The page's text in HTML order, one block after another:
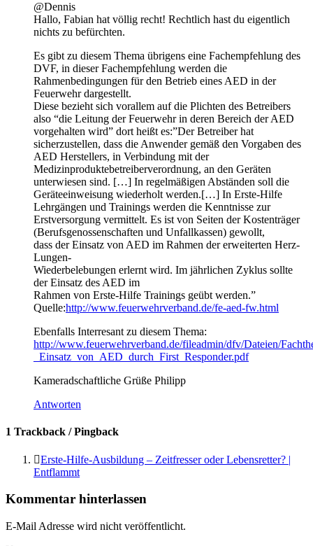
@Dennis
Hallo, Fabian hat völlig recht! Rechtlich hast du eigentlich
nichts zu befürchten.
Es gibt zu diesem Thema übrigens eine Fachempfehlung des
DVF, in dieser Fachempfehlung werden die
Rahmenbedingungen für den Betrieb eines AED in der
Feuerwehr dargestellt.
Diese bezieht sich vorallem auf die Plichten des Betreibers
also “die Leitung der Feuerwehr in deren Bereich der AED
vorgehalten wird” dort heißt es:”Der Betreiber hat
sicherzustellen, dass die Anwender gemäß den Vorgaben des
AED Herstellers, in Verbindung mit der
Medizinproduktebetreiberverordnung, an den Geräten
unterwiesen sind. […] In regelmäßigen Abständen soll die
Geräteeinweisung wiederholt werden.[…] In Erste-Hilfe
Lehrgängen und Trainings werden die Kenntnisse zur
Erstversorgung vermittelt. Es ist von Seiten der Kostenträger
(Berufsgenossenschaften und Unfallkassen) gewollt,
dass der Einsatz von AED im Rahmen der erweiterten Herz-
Lungen-
Wiederbelebungen erlernt wird. Im jährlichen Zyklus sollte
der Einsatz des AED im
Rahmen von Erste-Hilfe Trainings geübt werden.”
Quelle:http://www.feuerwehrverband.de/fe-aed-fw.html
Ebenfalls Interresant zu diesem Thema:
http://www.feuerwehrverband.de/fileadmin/dfv/Dateien/
_Einsatz_von_AED_durch_First_Responder.pdf
Kameradschaftliche Grüße Philipp
Antworten
1 Trackback / Pingback
Erste-Hilfe-Ausbildung – Zeitfresser oder Lebensretter? |
Entflammt
Kommentar hinterlassen
E-Mail Adresse wird nicht veröffentlicht.